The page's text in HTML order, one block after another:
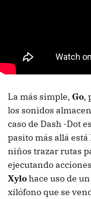
La más simple, Go,
los sonidos
caso de Dash -Dot
pasito más allá está
niños trazar rutas
ejecutando
Xylohace uso de
xilófono que se